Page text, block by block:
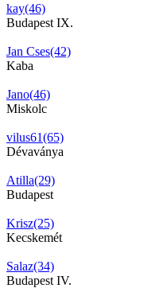
kay(46)
Budapest IX.
Jan Cses(42)
Kaba
Jano(46)
Miskolc
vilus61(65)
Dévaványa
Atilla(29)
Budapest
Krisz(25)
Kecskemét
Salaz(34)
Budapest IV.